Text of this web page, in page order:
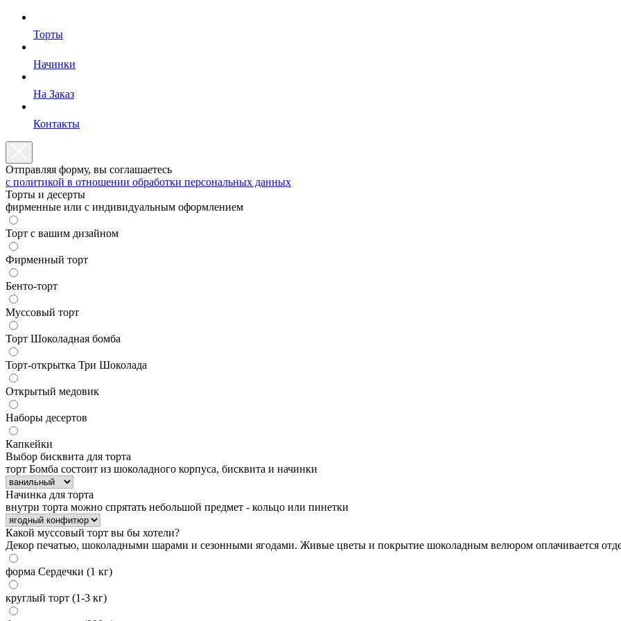
Торты
Начинки
На Заказ
Контакты
Отправляя форму, вы соглашаетесь
с политикой в отношении обработки персональных данных
Торты и десерты
фирменные или с индивидуальным оформлением
Торт с вашим дизайном
Фирменный торт
Бенто-торт
Муссовый торт
Торт Шоколадная бомба
Торт-открытка Три Шоколада
Открытый медовик
Наборы десертов
Капкейки
Выбор бисквита для торта
торт Бомба состоит из шоколадного корпуса, бисквита и начинки
Начинка для торта
внутри торта можно спрятать небольшой предмет - кольцо или пинетки
Какой муссовый торт вы бы хотели?
Декор печатью, шоколадными шарами и сезонными ягодами. Живые цветы и покрытие шоколадным велюром оплачивается
форма Сердечки (1 кг)
круглый торт (1-3 кг)